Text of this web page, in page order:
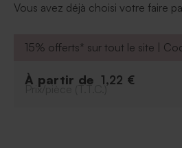
Vous avez déjà choisi votre faire
cettecarte invitation mariage
impression en or et relief sur le
15% offerts* sur tout le site |
À partir de 1,22 €
Prix/pièce (T.T.C.)